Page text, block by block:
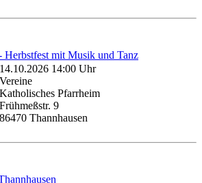
Herbstfest mit Musik und Tanz
14.10.2026 14:00 Uhr
Vereine
Katholisches Pfarrheim
Frühmeßstr. 9
86470 Thannhausen